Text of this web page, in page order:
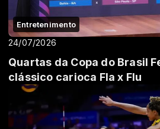
Entretenimento
24/07/2026
Quartas da Copa do Brasil
clássico carioca Fla x Flu